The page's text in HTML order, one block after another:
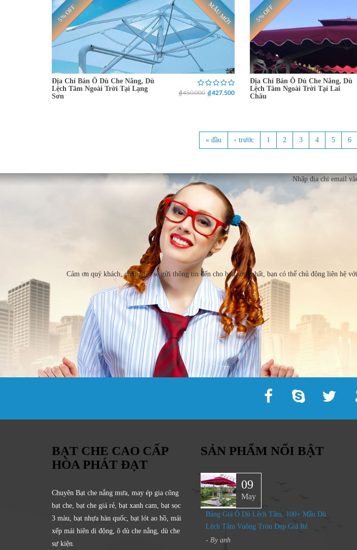
5% OFF MẪU MỚI
Địa Chỉ Bán Ô Dù Che Nắng, Dù
Lệch Tâm Ngoài Trời Tại Lạng
Sơn
₫ 450.000 ₫ 427.500
5% OFF
Địa Chỉ Bán Ô Dù Che Nắng, Dù
Lệch Tâm Ngoài Trời Tại Lai
Châu
« đầu ‹ trước 1 2 3 4 5 6
Nhập địa chi email
Cảm ơn quý khách, chúng tôi sẽ gửi thông tin đến cho bạn sớm nhất, bạn có thể chủ động liên hệ
BẠT CHE CAO CẤP
HÒA PHÁT ĐẠT
Chuyên Bạt che nắng mưa, may ép gia công
bạt che, bạt che giá rẻ, bạt xanh cam, bạt sọc
3 màu, bạt nhựa hàn quốc, bạt lót ao hồ, mái
xếp mái hiên di động, ô dù che nắng, dù che
sự kiện.
SẢN PHẨM NỔI BẬT
09
May
Bảng Giá Ô Dù Lệch Tâm, 100+ Mẫu Dù
Lệch Tâm Vuông Tròn Đẹp Giá Rẻ
- By anh